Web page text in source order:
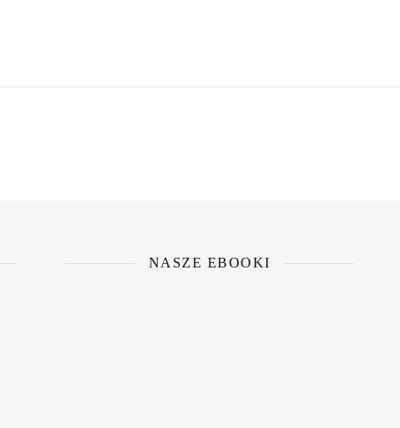
NASZE EBOOKI